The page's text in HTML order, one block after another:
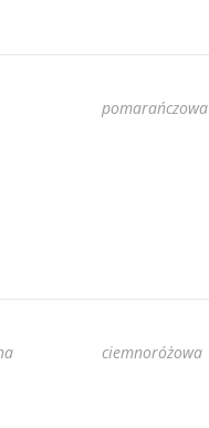
pomarańczowa
ciemnoróżowa